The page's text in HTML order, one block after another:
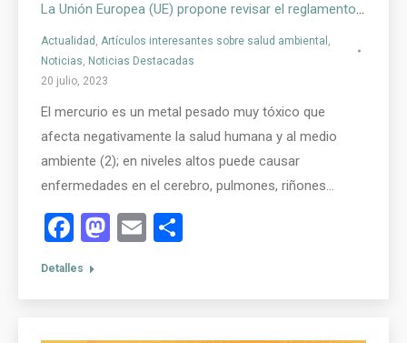
La Unión Europea (UE) propone revisar el reglamento sobre mercurio para proteger a ciudadanos y medio ambiente
Actualidad , Artículos interesantes sobre salud ambiental ,
Noticias, Noticias Destacadas
20 julio, 2023
El mercurio es un metal pesado muy tóxico que
afecta negativamente la salud humana y al medio
ambiente (2); en niveles altos puede causar
enfermedades en el cerebro, pulmones, riñones…
Facebook
Mastodon
Email
Detalles